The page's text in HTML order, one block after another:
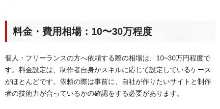
海外向けのサイト作りができる｜世界へボカン株式会社
運用のイメージを明確にすることで依頼先選びの質する
料金・費用相場：10〜30万程度
個人・フリーランスの方へ依頼する際の相場は、10~30万円程度で
す。料金設定は、制作者自身がスキルに応じて設定しているケース
がほとんどです。依頼の際は事前に、自社が作りたいサイトと制作
者の技術力が合っているかの確認をする必要があります。